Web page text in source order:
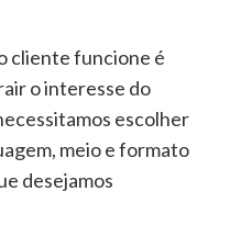
cliente funcione é
o interesse do
escolher
meio e formato
desejamos